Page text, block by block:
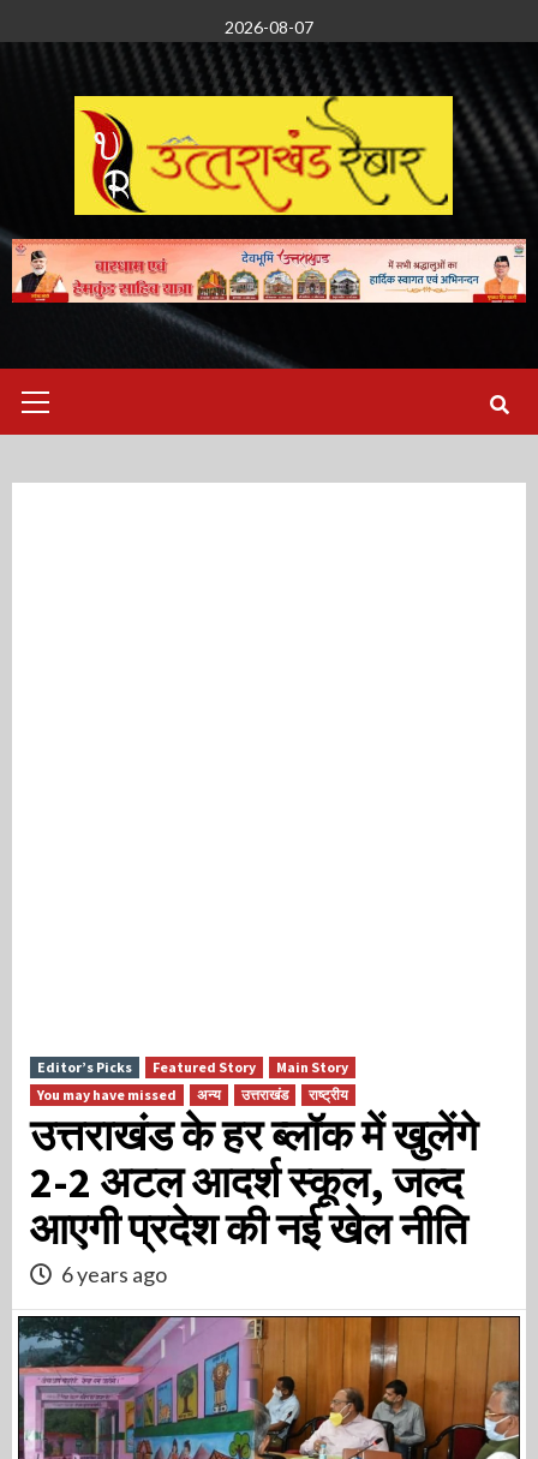
to
2026-08-07
Menu
Editor’s Picks Featured Story
Main Story
You may have missed
अन्य उत्तराखंड राष्ट्रीय
उत्तराखंड के हर ब्लॉक में खुलेंगे
2-2 अटल आदर्श स्कूल, जल्द
आएगी प्रदेश की नई खेल नीति
6 years ago